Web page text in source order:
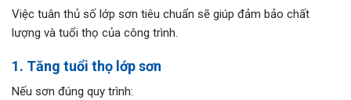
Việc tuân thủ số lớp sơn tiêu chuẩn sẽ giúp đảm bảo chất
lượng và tuổi thọ của công trình.
1. Tăng tuổi thọ lớp sơn
Nếu sơn đúng quy trình: